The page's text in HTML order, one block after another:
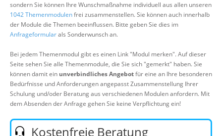
sondern Sie können Ihre Wunschmaßnahme individuell aus allen unseren
1042 Themenmodulenfrei zusammenstellen. Sie können auch innerhalb
der Module die Themen beeinflussen. Bitte geben Sie dies im
Anfrageformularals Sonderwunsch an.
Bei jedem Themenmodul gibt es einen Link "Modul merken". Auf dieser
Seite sehen Sie alle Themenmodule, die Sie sich "gemerkt" haben. Sie
können damit ein unverbindliches Angebotfür eine an Ihre besonderen
Bedürfnisse und Anforderungen angepasst Zusammenstellung Ihrer
Schulung und/oder Beratung aus verschiedenen Modulen anfordern. Mit
dem Absenden der Anfrage gehen Sie keine Verpflichtung ein!
Kostenfreie Beratung